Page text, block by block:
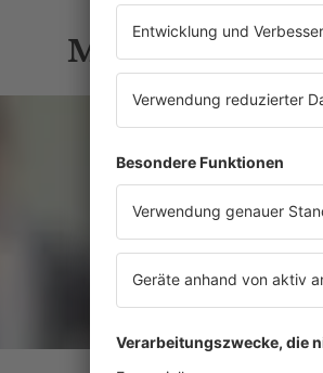
Mehr News zu
Mit den Waffeln